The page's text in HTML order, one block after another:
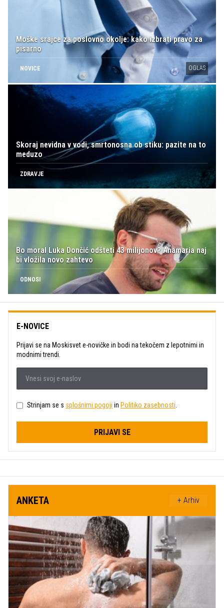
Moške srajce za poslovno okolje: kako izbrati pravo za
pisarno
NOVICE OGLAS
Skoraj nevidna v vodi, smrtonosna ob stiku: pazite na to
meduzo
ZDRAVJE
Bo moral Luka Dončić odšteti 43 milijonov? Anamaria naj
bi vložila novo zahtevo
ODNOSI
E-NOVICE
Prijavi se na Moskisvet e-novičke in bodi na tekočem z lepotnimi in
modnimi trendi.
Strinjam se s splošnimi pogoji in Politiko zasebnosti.
PRIJAVI SE
ANKETA + Arhiv